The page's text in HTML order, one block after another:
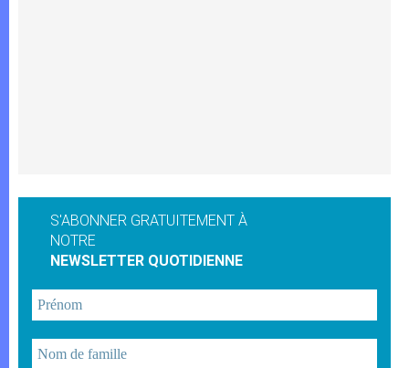
S'ABONNER GRATUITEMENT À
NOTRE
NEWSLETTER QUOTIDIENNE